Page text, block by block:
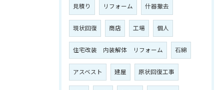
見積り リフォーム 什器撤去
現状回復 商店 工場 個人
住宅改装 内装解体 リフォーム 石綿
アスベスト 建屋 原状回復工事